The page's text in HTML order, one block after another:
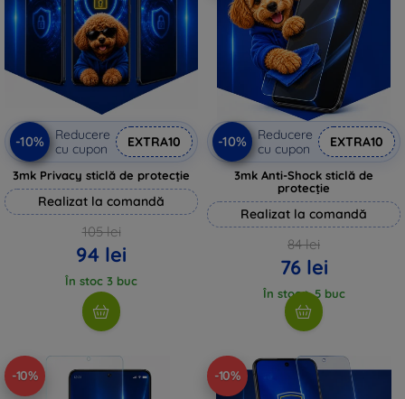
-10%
Reducere
cu cupon
EXTRA10
3mk Privacy sticlă de protecție
Realizat la comandă
105 lei
94 lei
În stoc 3 buc
-10%
Reducere
cu cupon
EXTRA10
3mk Anti-Shock sticlă de
protecție
Realizat la comandă
84 lei
76 lei
În stoc > 5 buc
-10% -10%